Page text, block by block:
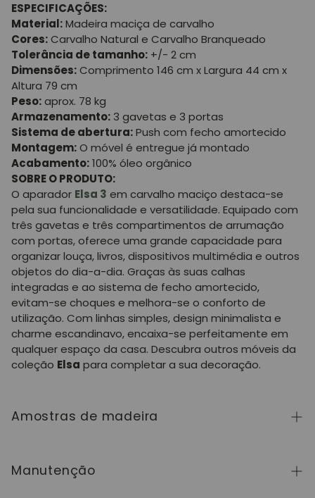
ESPECIFICAÇÕES:
Material:Madeira maciça de carvalho
Cores:Carvalho Natural e Carvalho Branqueado
Tolerância de tamanho: +/- 2 cm
Dimensões:Comprimento 146 cm x Largura 44 cm x
Altura 79 cm
Peso:aprox. 78 kg
Armazenamento: 3 gavetas e 3 portas
Sistema de abertura:Push com fecho amortecido
Montagem:O móvel é entregue já montado
Acabamento:100% óleo orgânico
SOBRE O PRODUTO:
O aparador Elsa 3 em carvalho maciço destaca-se
pela sua funcionalidade e versatilidade. Equipado com
três gavetas e três compartimentos de arrumação
com portas, oferece uma grande capacidade para
organizar louça, livros, dispositivos multimédia e outros
objetos do dia-a-dia. Graças às suas calhas
integradas e ao sistema de fecho amortecido,
evitam-se choques e melhora-se o conforto de
utilização. Com linhas simples, design minimalista e
charme escandinavo, encaixa-se perfeitamente em
qualquer espaço da casa. Descubra outros móveis da
coleção Elsa para completar a sua decoração.
Amostras de madeira
coleção NordicStory, clique
Manutenção